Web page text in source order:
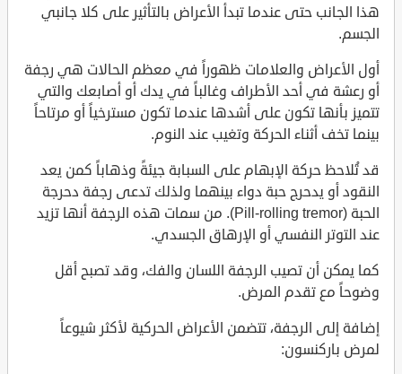
هذا الجانب حتى عندما تبدأ الأعراض بالتأثير على كلا جانبي
الجسم.
أول الأعراض والعلامات ظهوراً في معظم الحالات هي رجفة
أو رعشة في أحد الأطراف وغالباً في يدك أو أصابعك والتي
تتميز بأنها تكون على أشدها عندما تكون مسترخياً أو مرتاحاً
بينما تخف أثناء الحركة وتغيب عند النوم.
قد تُلاحظ حركة الإبهام على السبابة جيئةً وذهاباً كمن يعد
النقود أو يدحرج حبة دواء بينهما ولذلك تدعى رجفة دحرجة
الحبة (Pill-rolling tremor). من سمات هذه الرجفة أنها تزيد
عند التوتر النفسي أو الإرهاق الجسدي.
كما يمكن أن تصيب الرجفة اللسان والفك، وقد تصبح أقل
وضوحاً مع تقدم المرض.
إضافة إلى الرجفة، تتضمن الأعراض الحركية لأكثر شيوعاً
لمرض باركنسون: